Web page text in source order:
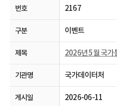
2167
이벤트
국가데이터처
2026-06-11